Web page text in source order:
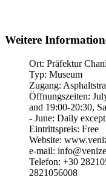
Weitere
Ort: Präfektur
Typ: Museum
Zugang:
Öffnungszeiten:
and 19:00-20:30,
- June: Daily
Eintrittspreis: Free
Website:
e-mail:
Telefon: +30
2821056008